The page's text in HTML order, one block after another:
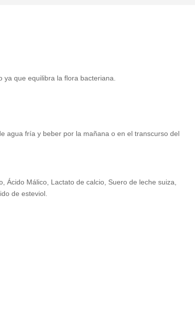
ya que equilibra la flora bacteriana.
agua fría y beber por la mañana o en el transcurso del
Ácido Málico, Lactato de calcio, Suero de leche suiza,
de esteviol.